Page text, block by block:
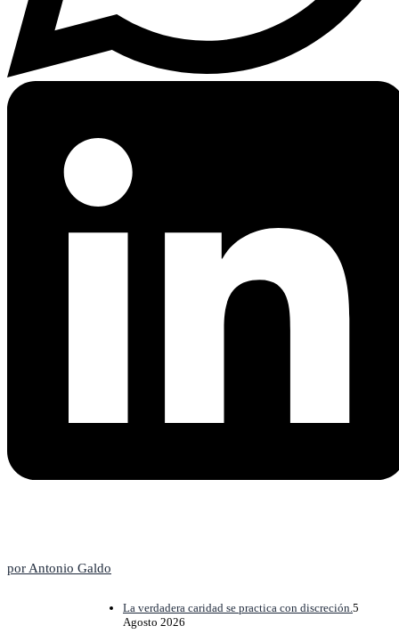
por Antonio Galdo
La verdadera caridad se practica con discreción. 5
Agosto 2026